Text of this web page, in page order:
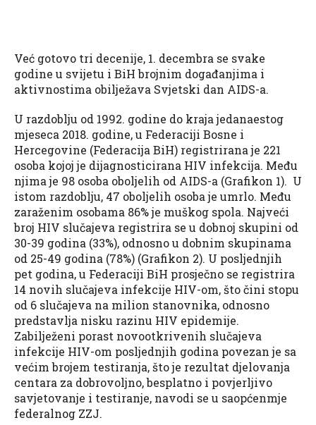
Već gotovo tri decenije, 1. decembra se svake
godine u svijetu i BiH brojnim događanjima i
aktivnostima obilježava Svjetski dan AIDS-a.
U razdoblju od 1992. godine do kraja jedanaestog
mjeseca 2018. godine, u Federaciji Bosne i
Hercegovine (Federacija BiH) registrirana je 221
osoba kojoj je dijagnosticirana HIV infekcija. Među
njima je 98 osoba oboljelih od AIDS-a (Grafikon 1). U
istom razdoblju, 47 oboljelih osoba je umrlo. Među
zaraženim osobama 86% je muškog spola. Najveći
broj HIV slučajeva registrira se u dobnoj skupini od
30-39 godina (33%), odnosno u dobnim skupinama
od 25-49 godina (78%) (Grafikon 2). U posljednjih
pet godina, u Federaciji BiH prosječno se registrira
14 novih slučajeva infekcije HIV-om, što čini stopu
od 6 slučajeva na milion stanovnika, odnosno
predstavlja nisku razinu HIV epidemije.
Zabilježeni porast novootkrivenih slučajeva
infekcije HIV-om posljednjih godina povezan je sa
većim brojem testiranja, što je rezultat djelovanja
centara za dobrovoljno, besplatno i povjerljivo
savjetovanje i testiranje, navodi se u saopćenmje
federalnog ZZJ.